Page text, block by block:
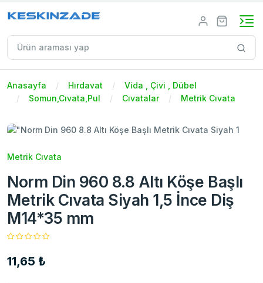
Anasayfa Hırdavat
Vida , Çivi , Dübel
Somun,Cıvata,Pul
Cıvatalar Metrik Cıvata
Metrik Cıvata
Norm Din 960 8.8 Altı Köşe Başlı
Metrik Cıvata Siyah 1,5 İnce Diş
M14*35 mm
11,65 ₺